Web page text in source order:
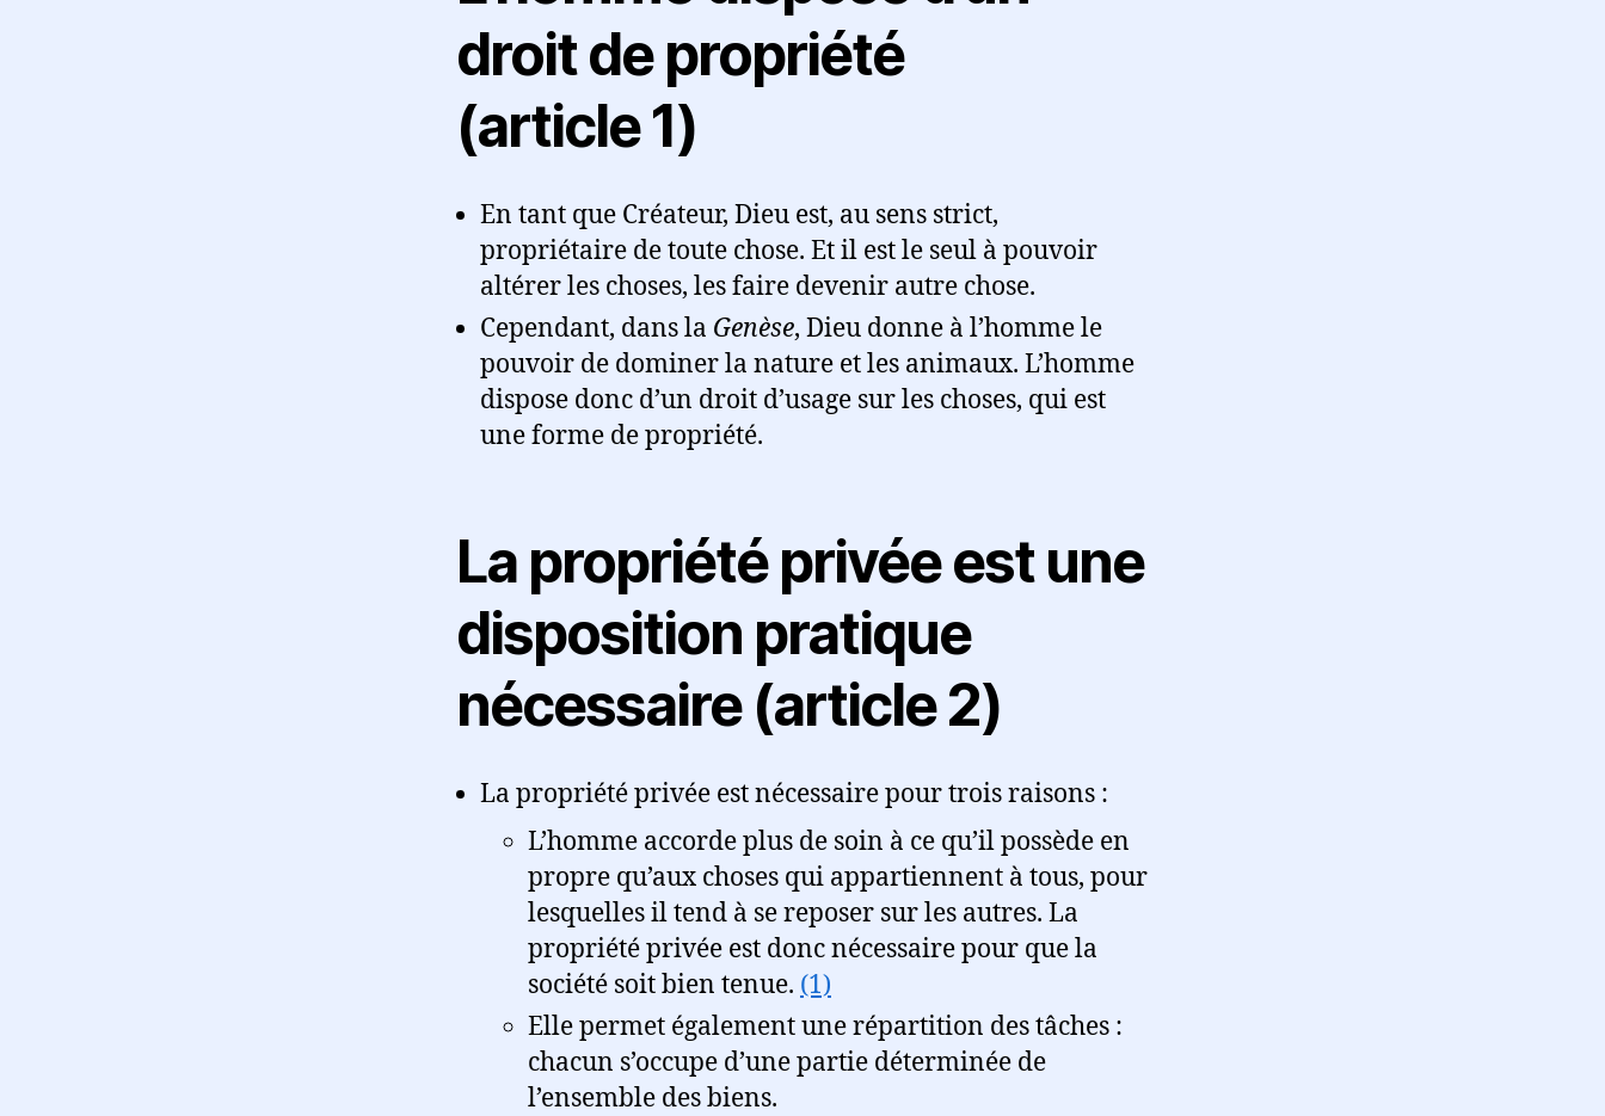
droit de propriété
(article 1)
En tant que Créateur, Dieu est, au sens strict,
propriétaire de toute chose. Et il est le seul à pouvoir
altérer les choses, les faire devenir autre chose.
Cependant, dans la Genèse, Dieu donne à l’homme le
pouvoir de dominer la nature et les animaux. L’homme
dispose donc d’un droit d’usage sur les choses, qui est
une forme de propriété.
La propriété privée est une
disposition pratique
nécessaire (article 2)
La propriété privée est nécessaire pour trois raisons :
L’homme accorde plus de soin à ce qu’il possède en
propre qu’aux choses qui appartiennent à tous, pour
lesquelles il tend à se reposer sur les autres. La
propriété privée est donc nécessaire pour que la
société soit bien tenue. (1)
Elle permet également une répartition des tâches :
chacun s’occupe d’une partie déterminée de
l’ensemble des biens.